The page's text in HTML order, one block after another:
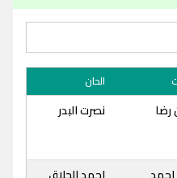
الحان
نصرت البدر